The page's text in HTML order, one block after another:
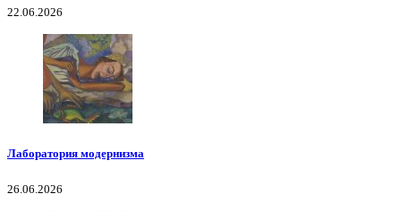
22.06.2026
Лаборатория модернизма
26.06.2026